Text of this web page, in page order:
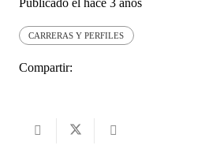
Publicado el hace 3 años
CARRERAS Y PERFILES
Compartir: